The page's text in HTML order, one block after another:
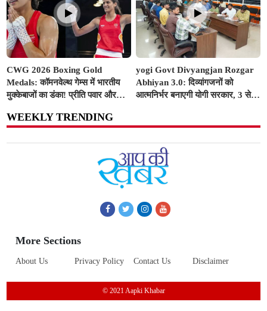
CWG 2026 Boxing Gold
Medals: कॉमनवेल्थ गेम्स में भारतीय
मुक्केबाजों का डंका! प्रीति पवार और
पदक
yogi Govt Divyangjan Rozgar
Abhiyan 3.0: दिव्यांगजनों को
आत्मनिर्भर बनाएगी योगी सरकार, 3 से
WEEKLY TRENDING
More Sections
About Us Privacy Policy Contact Us Disclaimer
© 2021 Aapki Khabar